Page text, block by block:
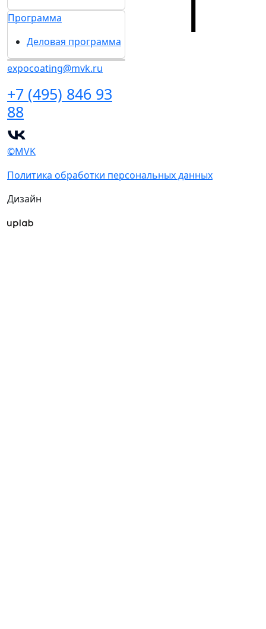
Программа
Деловая программа
expocoating@mvk.ru
+7 (495) 846 93
88
©MVK
Политика обработки персональных данных
Дизайн